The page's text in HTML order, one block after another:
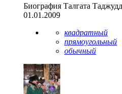
Биография Талгата
01.01.2009
квадратный
прямоугольный
обычный